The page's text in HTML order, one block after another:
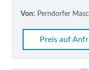
Von: Perndorfer
Preis auf